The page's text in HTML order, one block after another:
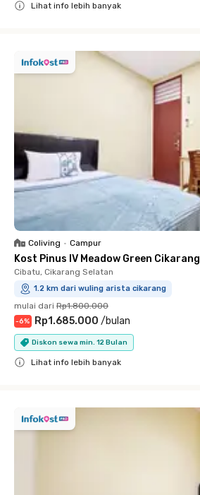
Lihat info lebih banyak
Coliving • Campur
Kost Pinus IV Meadow Green Cikarang
Cibatu, Cikarang Selatan
1.2 km dari wuling arista cikarang
mulai dari Rp1.800.000
-6% Rp1.685.000 /bulan
Diskon sewa min. 12 Bulan
Lihat info lebih banyak